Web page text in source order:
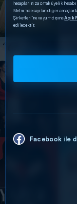
hesaplarınıza ortak üyelik
Metni’nde sayılan diğer
Şirketleri’ne ve yurt dışınaAçık
edilecektir.
Facebook ile